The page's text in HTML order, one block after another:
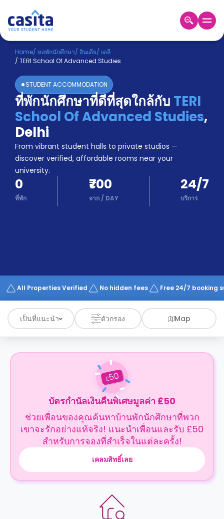
Home TH INR
เข้าสู่
ระบบ
Booking
Accommodation
About
us
Blog
Refer
And
Earn
Become
A
Partner
Help
Works
Home/ หอพักนักศึกษา/ อินเดีย/ เดลี
/ TERI School Of Advanced Studies
STUDENT ACCOMMODATION
ที่พักนักศึกษาที่ดีที่สุดใกล้กับ TERI
School Of Advanced Studies,
Delhi
From vibrant student halls to private studios —
discover verified, affordable rooms near your
university.
0
ที่พัก
₹700
จาก/ DAY
24/7
บริการ
All Properties Verified No hidden fees Free 24/7 booking
เป็นที่แนะนำ ตัวกรอง Map
£50
บัตรกำนัลเงินคืนพิเศษมูลค่า £50
ช่วยเพื่อนของคุณค้นหาบ้านพักนักศึกษาที่พวก
เขาจะรักอย่างแท้จริง! แนะนำเพื่อนและรับ £50
สำหรับการจองที่สำเร็จในแต่ละครั้ง!
เคลมสิทธิ์เลย